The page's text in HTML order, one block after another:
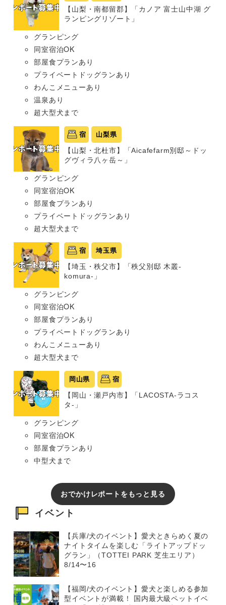
【山梨・南都留郡】「カノア 富士山中湖 グ
ランピングリゾート」
グランピング
同室宿泊OK
部屋食プランあり
プライベートドッグランあり
わんこメニューあり
温泉あり
超大型犬まで
宿 山梨県
【山梨・北杜市】「Aicafefarm別邸～ドッ
グヴィラ八ヶ岳～」
グランピング
同室宿泊OK
部屋食プランあり
プライベートドッグランあり
超大型犬まで
宿 埼玉県
【埼玉・秩父市】「秩父別邸 木叢-
komura-」
グランピング
同室宿泊OK
部屋食プランあり
プライベートドッグランあり
わんこメニューあり
超大型犬まで
岡山県 宿
【岡山・瀬戸内市】「LACOSTA-ラコス
タ-」
グランピング
同室宿泊OK
部屋食プランあり
中型犬まで
おでかけレポートをもっと見る
イベント
【兵庫/犬のイベント】愛犬ときらめく夏の
ナイトタイムを楽しむ「ライトアップドッ
グラン」（TOTTEI PARK 芝生エリア）
8/14〜16
【福岡/犬のイベント】愛犬と楽しめる参加
型イベントが満載！ 国内最大級ペットイベ